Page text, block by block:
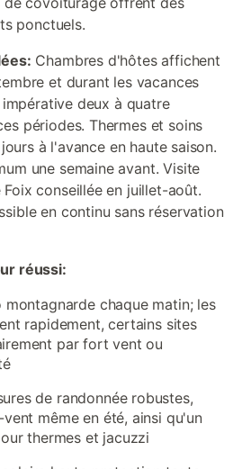
ponctuels.
Chambres d'hôtes affichent
et durant les vacances
deux à quatre
périodes. Thermes et soins
à l'avance en haute saison.
une semaine avant. Visite
conseillée en juillet-août.
en continu sans réservation
réussi:
chaque matin; les
rapidement, certains sites
par fort vent ou
de randonnée robustes,
même en été, ainsi qu'un
thermes et jacuzzi